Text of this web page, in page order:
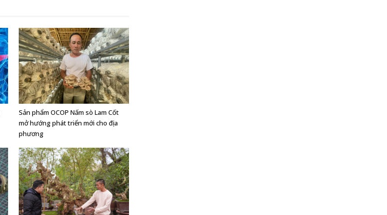
Sản phẩm OCOP Nấm sò Lam Cốt
mở hướng phát triển mới cho địa
phương